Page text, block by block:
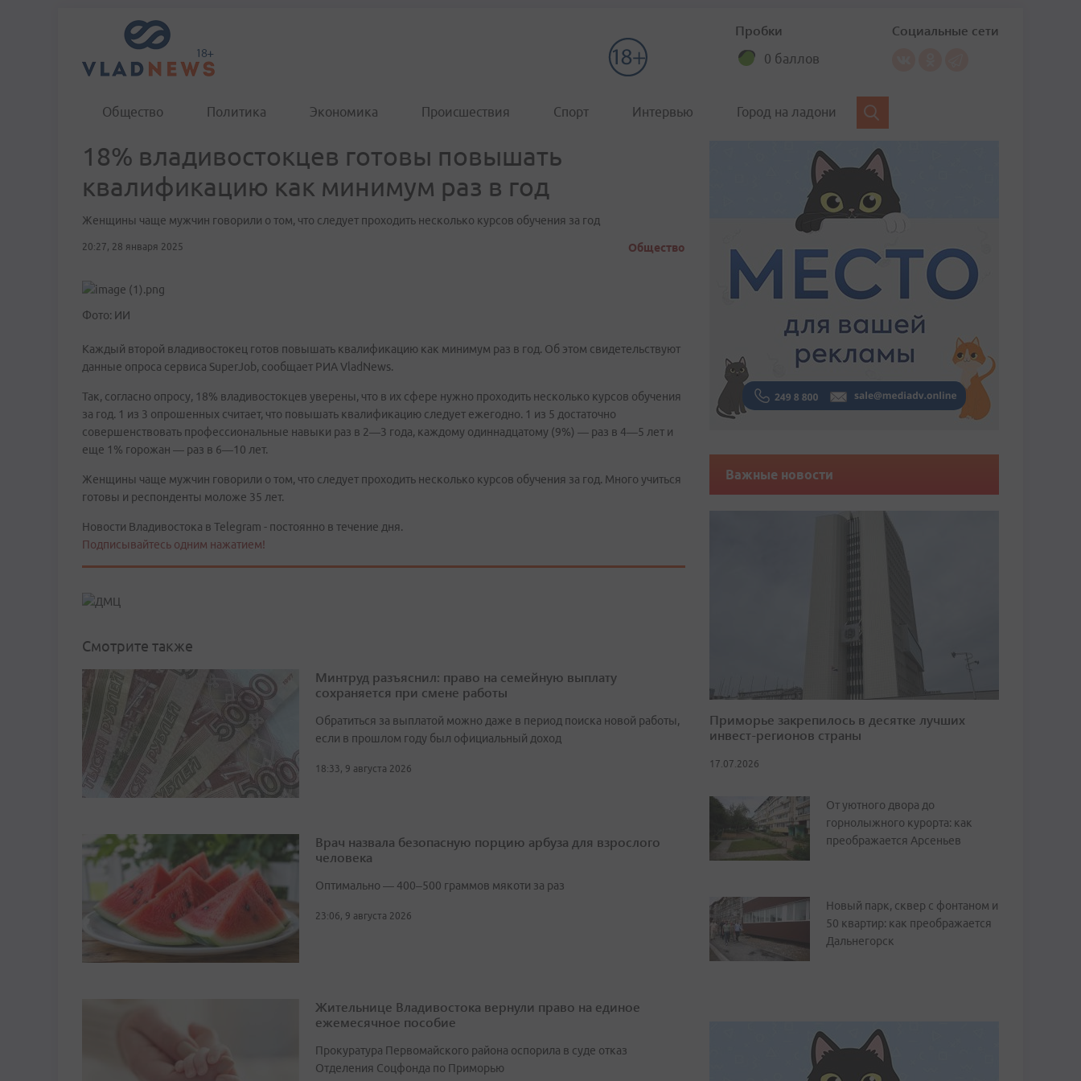
Пробки
0 баллов
Социальные сети
Общество Политика Экономика Происшествия Спорт Интервью Город на ладони
18% владивостокцев готовы повышать
квалификацию как минимум раз в год
Женщины чаще мужчин говорили о том, что следует проходить несколько курсов обучения за год
20:27, 28 января 2025 Общество
Фото: ИИ
Каждый второй владивостокец готов повышать квалификацию как минимум раз в год. Об этом свидетельствуют
данные опроса сервиса SuperJob, сообщает РИА VladNews.
Так, согласно опросу, 18% владивостокцев уверены, что в их сфере нужно проходить несколько курсов обучения
за год. 1 из 3 опрошенных считает, что повышать квалификацию следует ежегодно. 1 из 5 достаточно
совершенствовать профессиональные навыки раз в 2—3 года, каждому одиннадцатому (9%) — раз в 4—5 лет и
еще 1% горожан — раз в 6—10 лет.
Женщины чаще мужчин говорили о том, что следует проходить несколько курсов обучения за год. Много учиться
готовы и респонденты моложе 35 лет.
Новости Владивостока в Telegram - постоянно в течение дня.
Подписывайтесь одним нажатием!
Смотрите также
Минтруд разъяснил: право на семейную выплату
сохраняется при смене работы
Обратиться за выплатой можно даже в период поиска новой работы,
если в прошлом году был официальный доход
18:33, 9 августа 2026
Врач назвала безопасную порцию арбуза для взрослого
человека
Оптимально — 400–500 граммов мякоти за раз
23:06, 9 августа 2026
Жительнице Владивостока вернули право на единое
ежемесячное пособие
Прокуратура Первомайского района оспорила в суде отказ
Отделения Соцфонда по Приморью
Важные новости
Приморье закрепилось в десятке лучших
инвест-регионов страны
17.07.2026
От уютного двора до
горнолыжного курорта: как
преображается Арсеньев
Новый парк, сквер с фонтаном и
50 квартир: как преображается
Дальнегорск